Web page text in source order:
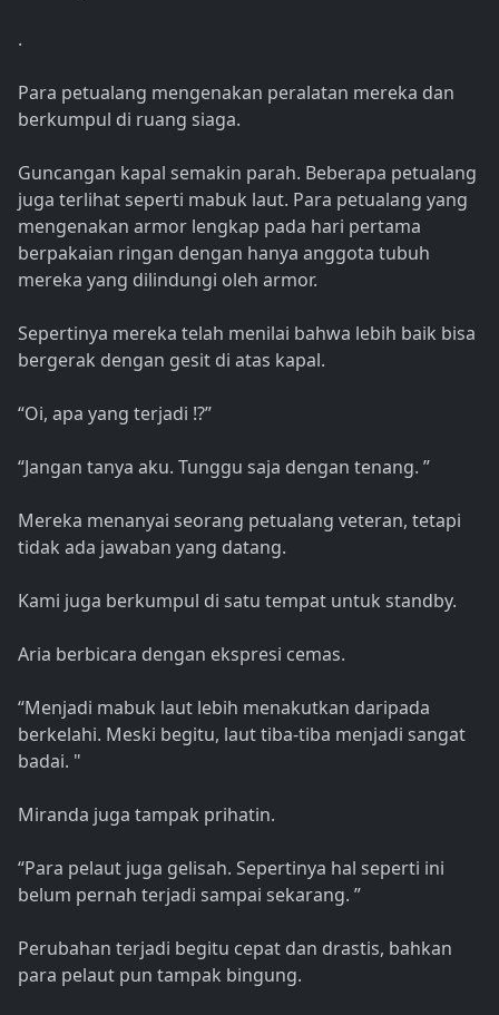
.
Para petualang mengenakan peralatan mereka dan
berkumpul di ruang siaga.
Guncangan kapal semakin parah. Beberapa petualang
juga terlihat seperti mabuk laut. Para petualang yang
mengenakan armor lengkap pada hari pertama
berpakaian ringan dengan hanya anggota tubuh
mereka yang dilindungi oleh armor.
Sepertinya mereka telah menilai bahwa lebih baik bisa
bergerak dengan gesit di atas kapal.
“Oi, apa yang terjadi !?”
“Jangan tanya aku. Tunggu saja dengan tenang. ”
Mereka menanyai seorang petualang veteran, tetapi
tidak ada jawaban yang datang.
Kami juga berkumpul di satu tempat untuk standby.
Aria berbicara dengan ekspresi cemas.
“Menjadi mabuk laut lebih menakutkan daripada
berkelahi. Meski begitu, laut tiba-tiba menjadi sangat
badai. "
Miranda juga tampak prihatin.
“Para pelaut juga gelisah. Sepertinya hal seperti ini
belum pernah terjadi sampai sekarang. ”
Perubahan terjadi begitu cepat dan drastis, bahkan
para pelaut pun tampak bingung.